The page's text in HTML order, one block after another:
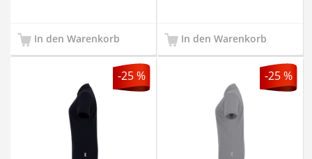
In den Warenkorb In den Warenkorb
-25 % -25 %